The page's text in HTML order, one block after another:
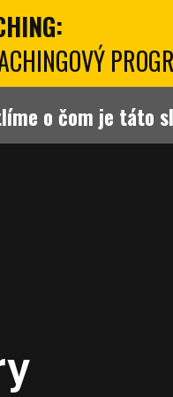
o čom je táto